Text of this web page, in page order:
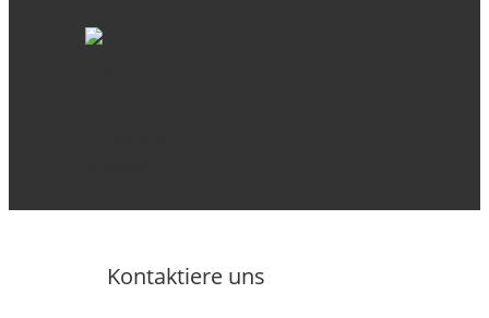
Kontaktiere uns